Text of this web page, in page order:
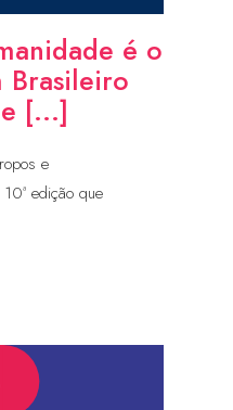
é o
Brasileiro
[...]
e
edição que